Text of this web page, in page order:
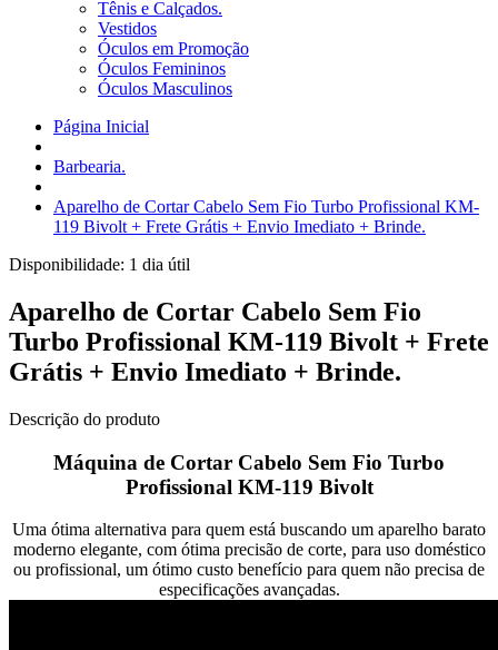
Tênis e Calçados.
Vestidos
Óculos em Promoção
Óculos Femininos
Óculos Masculinos
Página Inicial
Barbearia.
Aparelho de Cortar Cabelo Sem Fio Turbo Profissional KM-
119 Bivolt + Frete Grátis + Envio Imediato + Brinde.
Disponibilidade: 1 dia útil
Aparelho de Cortar Cabelo Sem Fio
Turbo Profissional KM-119 Bivolt + Frete
Grátis + Envio Imediato + Brinde.
Descrição do produto
Máquina de Cortar Cabelo Sem Fio Turbo
Profissional KM-119 Bivolt
Uma ótima alternativa para quem está buscando um aparelho barato
moderno elegante, com ótima precisão de corte, para uso doméstico
ou profissional, um ótimo custo benefício para quem não precisa de
especificações avançadas.